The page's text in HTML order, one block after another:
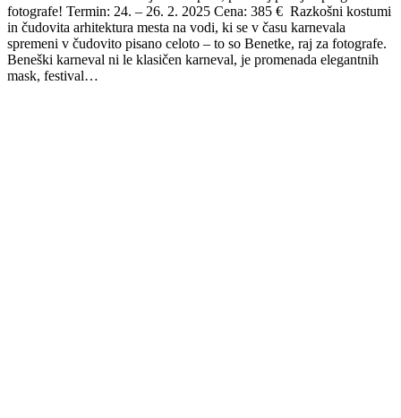
fotografe! Termin: 24. – 26. 2. 2025 Cena: 385 € Razkošni kostumi
in čudovita arhitektura mesta na vodi, ki se v času karnevala
spremeni v čudovito pisano celoto – to so Benetke, raj za fotografe.
Beneški karneval ni le klasičen karneval, je promenada elegantnih
mask, festival…